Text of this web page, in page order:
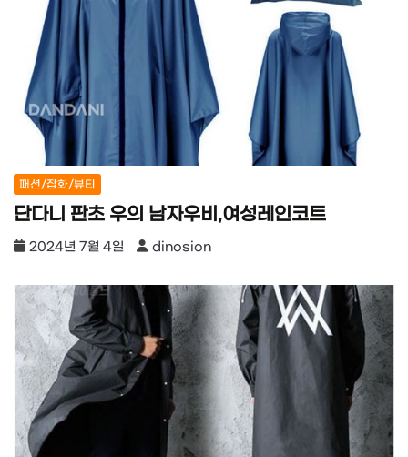
패션/잡화/뷰티
단다니 판초 우의 남자우비,여성레인코트
2024년 7월 4일 dinosion